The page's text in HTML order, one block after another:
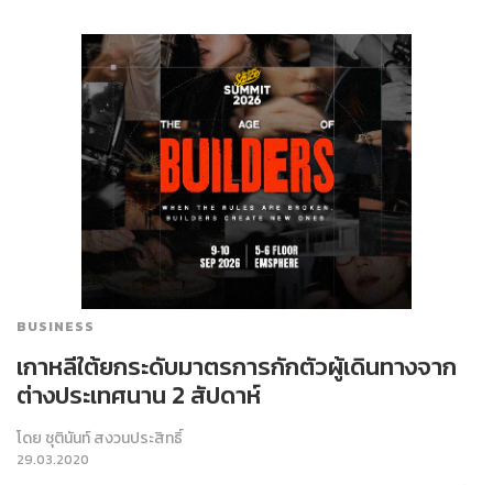
BUSINESS
เกาหลีใต้ยกระดับมาตรการกักตัวผู้เดินทางจาก
ต่างประเทศนาน 2 สัปดาห์
โดย ชุตินันท์ สงวนประสิทธิ์
29.03.2020